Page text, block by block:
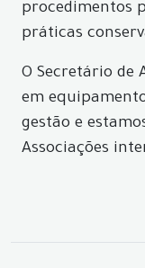
procedimentos
práticas
O Secretário de
em
gestão e
Associações